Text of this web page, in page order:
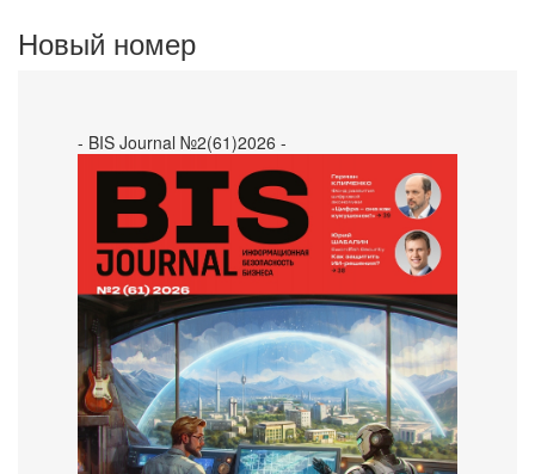
Новый номер
- BIS Journal №2(61)2026 -